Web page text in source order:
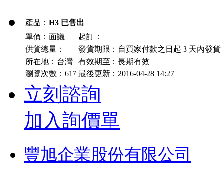
產品： H3 已售出
單價：面議
起訂：
供貨總量：
發貨期限：自買家付款之日起 3 天內發貨
所在地：台灣
有效期至：長期有效
瀏覽次數： 617 最後更新：2016-04-28 14:27
立刻諮詢
加入詢價單
豐旭企業股份有限公司